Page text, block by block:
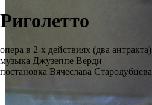
Риголетто
опера в 2-х действиях (два антракта)
музыка Джузеппе Верди
постановка Вячеслава Стародубцева